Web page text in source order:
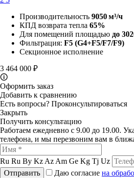
Производительность 9050 м³/ч
КПД возврата тепла 65%
Для помещений площадью до
Фильтрация: F5 (G4+F5/F7/F9)
Секционное исполнение
3 464 000 ₽
🛈
Оформить заказ
Добавить к сравнению
Есть вопросы? Проконсультироваться
Закрыть
Получить консультацию
Работаем ежедневно с 9.00 до 19.00.
телефона, и мы перезвоним вам в
Ru Ru By Kz Az Am Ge Kg Tj Uz
Отправить
Даю согласие на